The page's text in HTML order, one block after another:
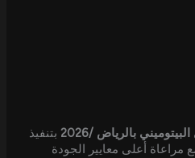
بالرياض /2026
بتنفيذ
مراعاة أعلى معايير الجودة